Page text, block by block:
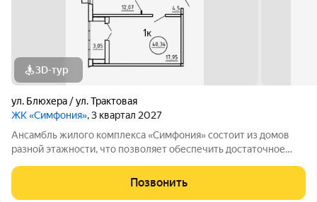
3D-тур
ул. Блюхера / ул. Трактовая
ЖК «Симфония», 3 квартал 2027
Ансамбль жилого комплекса «Симфония» состоит из домов
разной этажности, что позволяет обеспечить достаточное
времени и предлагаем квартиры с уже готовой базовой
отделкой. Заезжайте и живите! ЖК
Позвонить